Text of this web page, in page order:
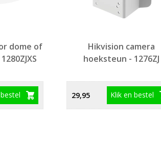
dome of
Hikvision camera
hoeksteun - 1276ZJ
29,95 Klik en bestel